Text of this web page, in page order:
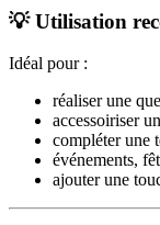
💡 Utilisation
Idéal pour :
réaliser une
accessoiriser
compléter une
événements,
ajouter une